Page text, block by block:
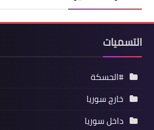
التسميات
#الحسكة
خارج سوريا
داخل سوريا